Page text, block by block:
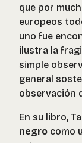
que por
europeos
uno fue
ilustra la
simple
general
observación
En su libro,
negro como